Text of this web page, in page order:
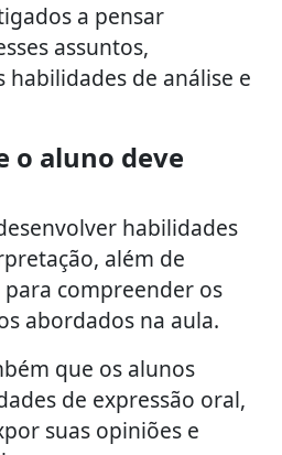
a pensar
assuntos,
habilidades de análise e
o aluno deve
habilidades
além de
compreender os
abordados na aula.
que os alunos
de expressão oral,
suas opiniões e